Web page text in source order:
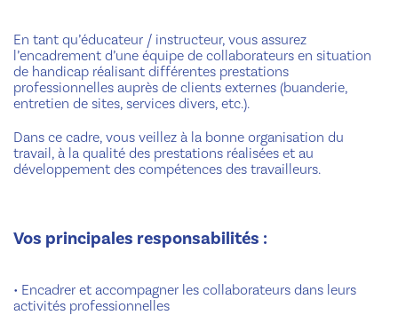
En tant qu’éducateur / instructeur, vous assurez
l’encadrement d’une équipe de collaborateurs en situation
de handicap réalisant différentes prestations
professionnelles auprès de clients externes (buanderie,
entretien de sites, services divers, etc.).
Dans ce cadre, vous veillez à la bonne organisation du
travail, à la qualité des prestations réalisées et au
développement des compétences des travailleurs.
Vos principales responsabilités :
• Encadrer et accompagner les collaborateurs dans leurs
activités professionnelles